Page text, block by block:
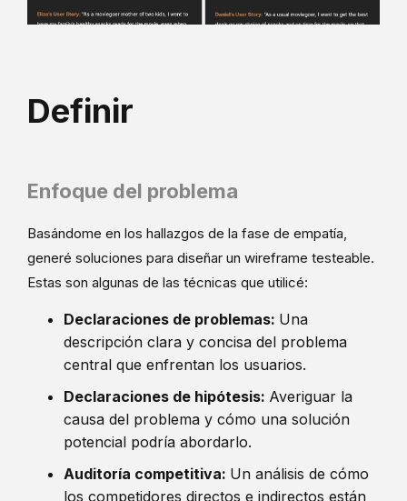
Definir
Enfoque del problema
Basándome en los hallazgos de la fase de empatía,
generé soluciones para diseñar un wireframe testeable.
Estas son algunas de las técnicas que utilicé:
Declaraciones de problemas: Una
descripción clara y concisa del problema
central que enfrentan los usuarios.
Declaraciones de hipótesis: Averiguar la
causa del problema y cómo una solución
potencial podría abordarlo.
Auditoría competitiva: Un análisis de cómo
los competidores directos e indirectos están